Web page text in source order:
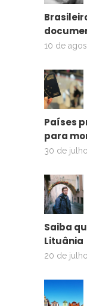
10 de
Países
para
30 de
Saiba
Lituânia
20 de